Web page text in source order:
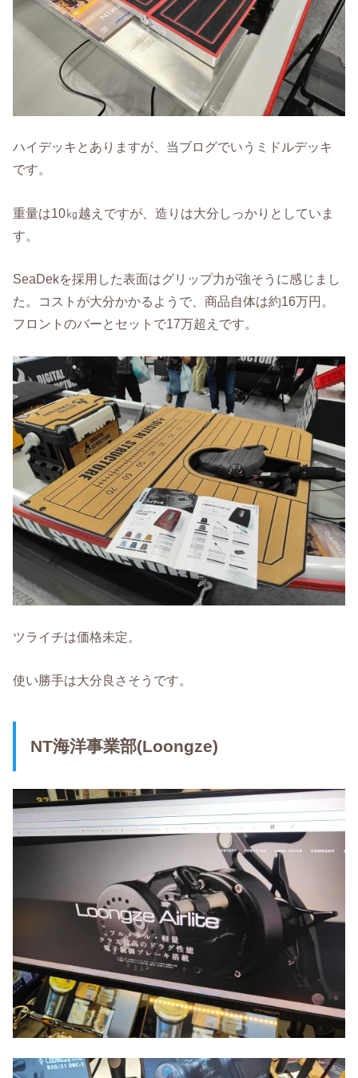
ハイデッキとありますが、当ブログでいうミドルデッキ
です。
重量は10㎏越えですが、造りは大分しっかりとしていま
す。
SeaDekを採用した表面はグリップ力が強そうに感じまし
た。コストが大分かかるようで、商品自体は約16万円。
フロントのバーとセットで17万超えです。
ツライチは価格未定。
使い勝手は大分良さそうです。
NT海洋事業部(Loongze)